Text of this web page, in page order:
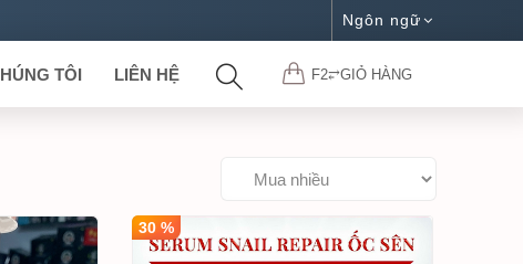
Ngôn ngữ
F2⥂GIỎ HÀNG
TÔI LIÊN HỆ
30 %